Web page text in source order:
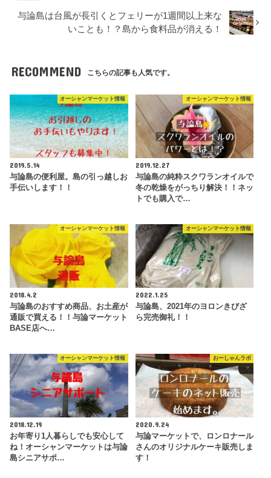
与論島は台風が長引くとフェリーが1週間以上来な
いことも！？島から食料品が消える！
RECOMMEND こちらの記事も人気です。
オーシャンマーケット情報
2019.5.14
与論島の便利屋。島の引っ越しお
手伝いします！！
オーシャンマーケット情報
2019.12.27
与論島の純粋スクワランオイルで
冬の乾燥をがっちり解決！！ネッ
トでも購入で…
オーシャンマーケット情報
2018.4.2
与論島のおすすめ商品、お土産が
通販で買える！！与論マーケット
BASE店へ…
オーシャンマーケット情報
2022.1.25
与論島、2021年のヨロンきびざ
ら完売御礼！！
オーシャンマーケット情報
2018.12.19
お年寄り1人暮らしでも安心して
ね！オーシャンマーケットは与論
島シニアサポ…
おーしゃんラボ
2020.9.24
与論マーケットで、ロンロナール
さんのオリジナルケーキ販売しま
す！